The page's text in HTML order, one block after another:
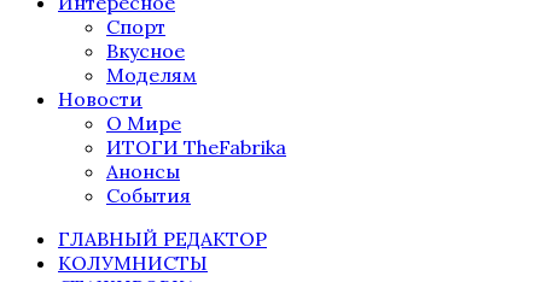
Спорт
Вкусное
Моделям
Новости
О Мире
ИТОГИ TheFabrika
Анонсы
События
ГЛАВНЫЙ РЕДАКТОР
КОЛУМНИСТЫ